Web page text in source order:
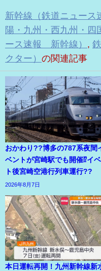
新幹線（鉄道ニュース
陽・九州・西九州・四
ース速報 新幹線） ,
クター） の関連記事
おかわり??博多の787系夜間
ベントが宮崎駅でも開催⁉イ
ト後宮崎空港行列車運行??
2026年8月7日
本日運転再開！九州新幹線新